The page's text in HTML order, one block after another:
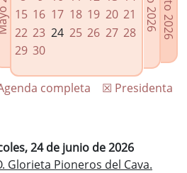
de gobierno
15 16 17 18 19 20 21
22 23 24 25 26 27 28
29 30
☒ Presidenta
completa
24 de junio de 2026
Glorieta Pioneros del Cava.